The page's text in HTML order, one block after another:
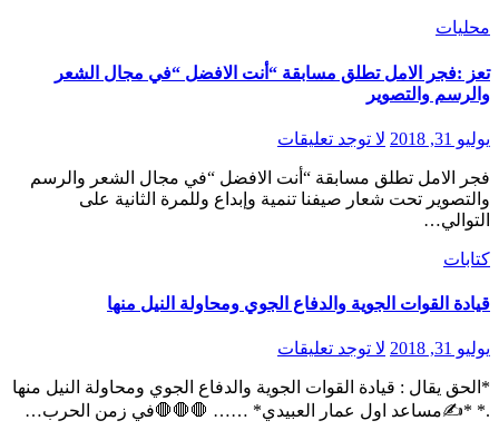
محليات
تعز :فجر الامل تطلق مسابقة “أنت الافضل “في مجال الشعر
والرسم والتصوير
يوليو 31, 2018 لا توجد تعليقات
فجر الامل تطلق مسابقة “أنت الافضل “في مجال الشعر والرسم
والتصوير تحت شعار صيفنا تنمية وإبداع وللمرة الثانية على
التوالي…
كتابات
قيادة القوات الجوية والدفاع الجوي ومحاولة النيل منها
يوليو 31, 2018 لا توجد تعليقات
*الحق يقال : قيادة القوات الجوية والدفاع الجوي ومحاولة النيل منها
.* *✍مساعد اول عمار العبيدي* …… 🛑🛑🛑في زمن الحرب…